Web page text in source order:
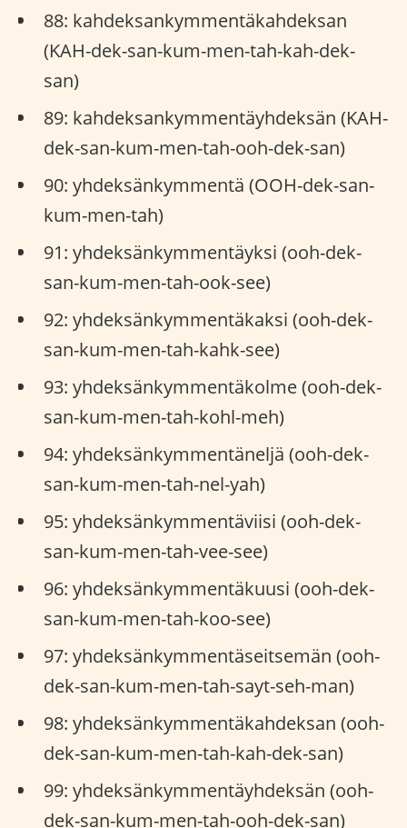
88: kahdeksankymmentäkahdeksan
(KAH-dek-san-kum-men-tah-kah-dek-
san)
89: kahdeksankymmentäyhdeksän (KAH-
dek-san-kum-men-tah-ooh-dek-san)
90: yhdeksänkymmentä (OOH-dek-san-
kum-men-tah)
91: yhdeksänkymmentäyksi (ooh-dek-
san-kum-men-tah-ook-see)
92: yhdeksänkymmentäkaksi (ooh-dek-
san-kum-men-tah-kahk-see)
93: yhdeksänkymmentäkolme (ooh-dek-
san-kum-men-tah-kohl-meh)
94: yhdeksänkymmentäneljä (ooh-dek-
san-kum-men-tah-nel-yah)
95: yhdeksänkymmentäviisi (ooh-dek-
san-kum-men-tah-vee-see)
96: yhdeksänkymmentäkuusi (ooh-dek-
san-kum-men-tah-koo-see)
97: yhdeksänkymmentäseitsemän (ooh-
dek-san-kum-men-tah-sayt-seh-man)
98: yhdeksänkymmentäkahdeksan (ooh-
dek-san-kum-men-tah-kah-dek-san)
99: yhdeksänkymmentäyhdeksän (ooh-
dek-san-kum-men-tah-ooh-dek-san)